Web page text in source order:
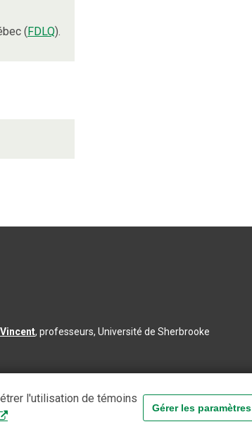
(FDLQ).
, professeurs, Université de Sherbrooke
l'utilisation de témoins
Gérer les paramètres